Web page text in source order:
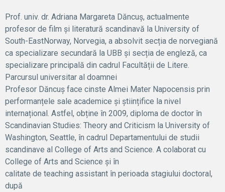
Prof. univ. dr. Adriana Margareta Dăncuș, actualmente
profesor de film și literatură scandinavă la University of
South-EastNorway, Norvegia, a absolvit secția de norvegiană
ca specializare secundară la UBB și secția de engleză, ca
specializare principală din cadrul Facultății de Litere.
Parcursul universitar al doamnei
Profesor Dăncuș face cinste Almei Mater Napocensis prin
performanțele sale academice și științifice la nivel
internațional. Astfel, obține în 2009, diploma de doctor în
Scandinavian Studies: Theory and Criticism la University of
Washington, Seattle, în cadrul Departamentului de studii
scandinave al College of Arts and Science. A colaborat cu
College of Arts and Science și în
calitate de teaching assistant în perioada stagiului doctoral,
după